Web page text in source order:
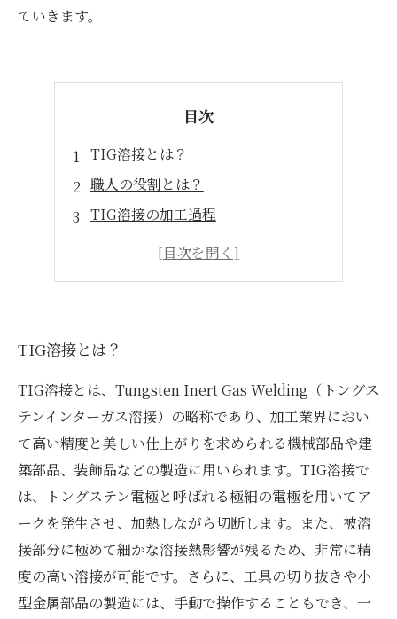
ていきます。
目次
TIG溶接とは？
職人の役割とは？
TIG溶接の加工過程
TIG溶接の加工技術に必要な知識
TIG溶接とは？
TIG溶接とは、Tungsten Inert Gas Welding（トングス
テンインターガス溶接）の略称であり、加工業界におい
て高い精度と美しい仕上がりを求められる機械部品や建
築部品、装飾品などの製造に用いられます。TIG溶接で
は、トングステン電極と呼ばれる極細の電極を用いてア
ークを発生させ、加熱しながら切断します。また、被溶
接部分に極めて細かな溶接熱影響が残るため、非常に精
度の高い溶接が可能です。さらに、工具の切り抜きや小
型金属部品の製造には、手動で操作することもでき、一